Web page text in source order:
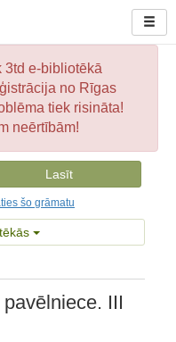
3td e-bibliotēkā
no Rīgas
tiek risināta!
neērtībām!
Lasīt
šo grāmatu
III